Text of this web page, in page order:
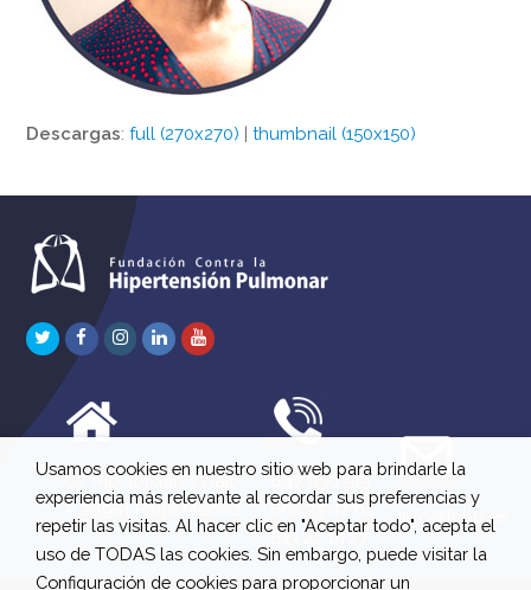
Descargas:full (270x270) |thumbnail (150x150)
TwitterFacebook
Instagram
LinkedInYoutube
C/ Río Jordán 7 bajo
A 28981 Parla Madrid
647 630 515
661 73 42 04
613 22 15 27
info@fchp.es
Usamos cookies en nuestro sitio web para brindarle la
experiencia más relevante al recordar sus preferencias y
repetir las visitas. Al hacer clic en "Aceptar todo", acepta el
uso de TODAS las cookies. Sin embargo, puede visitar la
Configuración de cookies para proporcionar un